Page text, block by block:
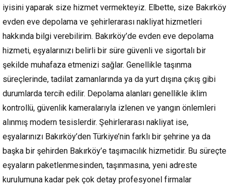
iyisini yaparak size hizmet vermekteyiz. Elbette, size Bakırköy
evden eve depolama ve şehirlerarası nakliyat hizmetleri
hakkında bilgi verebilirim. Bakırköy’de evden eve depolama
hizmeti, eşyalarınızı belirli bir süre güvenli ve sigortalı bir
şekilde muhafaza etmenizi sağlar. Genellikle taşınma
süreçlerinde, tadilat zamanlarında ya da yurt dışına çıkış gibi
durumlarda tercih edilir. Depolama alanları genellikle iklim
kontrollü, güvenlik kameralarıyla izlenen ve yangın önlemleri
alınmış modern tesislerdir. Şehirlerarası nakliyat ise,
eşyalarınızı Bakırköy’den Türkiye’nin farklı bir şehrine ya da
başka bir şehirden Bakırköy’e taşımacılık hizmetidir. Bu süreçte
eşyaların paketlenmesinden, taşınmasına, yeni adreste
kurulumuna kadar pek çok detay profesyonel firmalar